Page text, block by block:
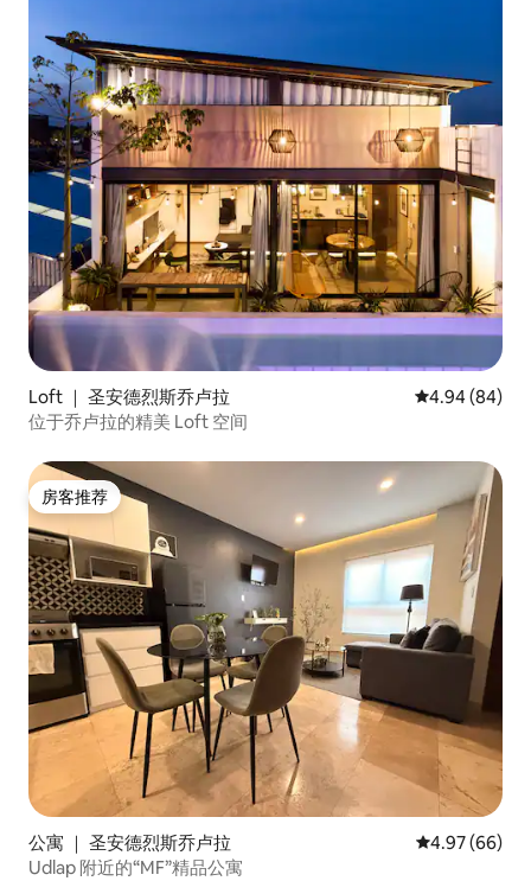
Loft ｜ 圣安德烈斯乔卢拉 平均评分 4.94
4.94 (84)
位于乔卢拉的精美 Loft 空间
房客推荐
房客推荐
公寓 ｜ 圣安德烈斯乔卢拉 平均评分 4.97
4.97 (66)
Udlap 附近的“MF”精品公寓